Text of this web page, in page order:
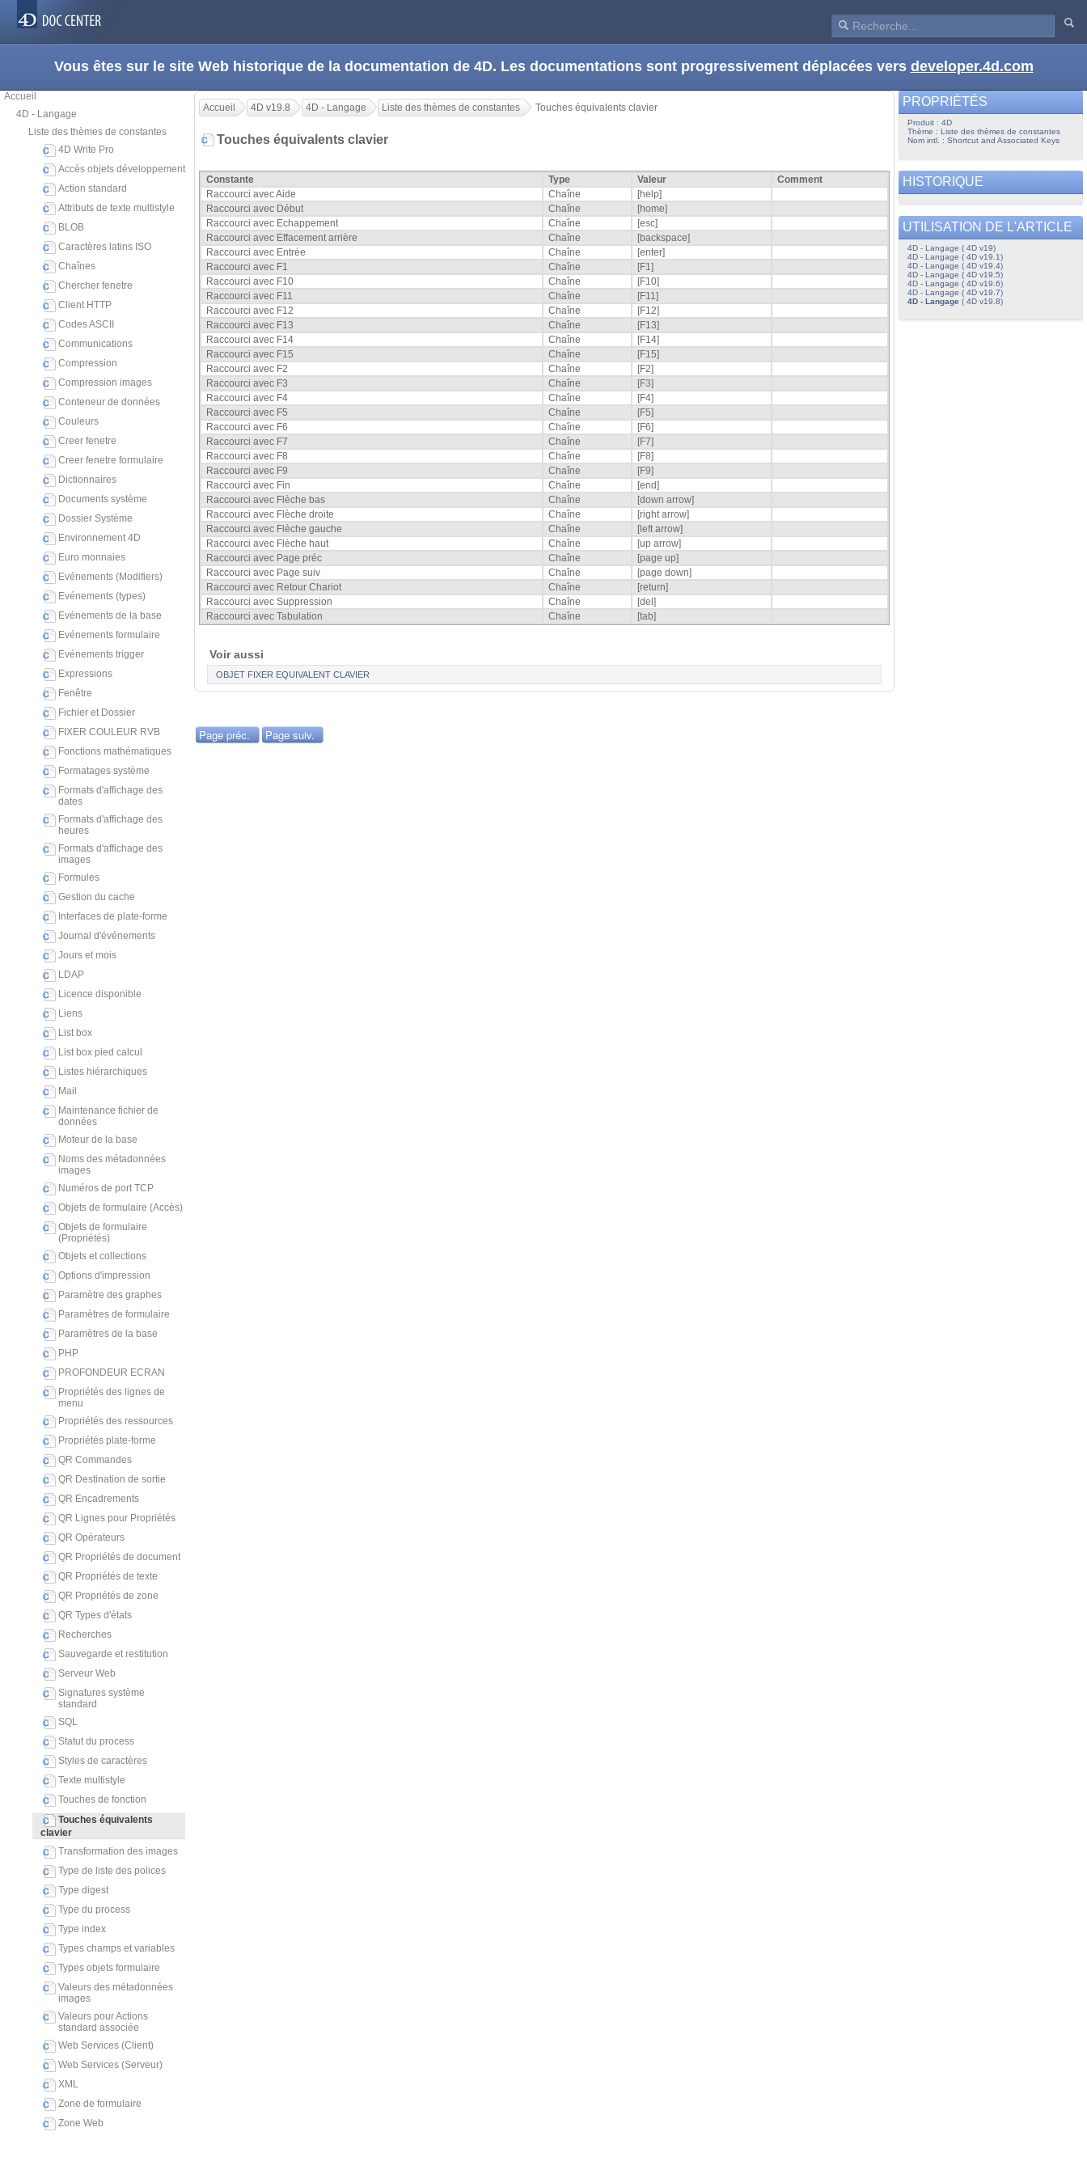
Vous êtes sur le site Web historique de la documentation de 4D. Les documentations sont progressivement déplacées vers developer.4d.com
Accueil
4D - Langage
Liste des thèmes de constantes
4D Write Pro
Accès objets développement
Action standard
Attributs de texte multistyle
BLOB
Caractères latins ISO
Chaînes
Chercher fenetre
Client HTTP
Codes ASCII
Communications
Compression
Compression images
Conteneur de données
Couleurs
Creer fenetre
Creer fenetre formulaire
Dictionnaires
Documents système
Dossier Système
Environnement 4D
Euro monnaies
Evénements (Modifiers)
Evénements (types)
Evénements de la base
Evénements formulaire
Evénements trigger
Expressions
Fenêtre
Fichier et Dossier
FIXER COULEUR RVB
Fonctions mathématiques
Formatages système
Formats d'affichage des
dates
Formats d'affichage des
heures
Formats d'affichage des
images
Formules
Gestion du cache
Interfaces de plate-forme
Journal d'événements
Jours et mois
LDAP
Licence disponible
Liens
List box
List box pied calcul
Listes hiérarchiques
Mail
Maintenance fichier de
données
Moteur de la base
Noms des métadonnées
images
Numéros de port TCP
Objets de formulaire (Accès)
Objets de formulaire
(Propriétés)
Objets et collections
Options d'impression
Paramètre des graphes
Paramètres de formulaire
Paramètres de la base
PHP
PROFONDEUR ECRAN
Propriétés des lignes de
menu
Propriétés des ressources
Propriétés plate-forme
QR Commandes
QR Destination de sortie
QR Encadrements
QR Lignes pour Propriétés
QR Opérateurs
QR Propriétés de document
QR Propriétés de texte
QR Propriétés de zone
QR Types d'états
Recherches
Sauvegarde et restitution
Serveur Web
Signatures système
standard
SQL
Statut du process
Styles de caractères
Texte multistyle
Touches de fonction
Touches équivalents
clavier
Transformation des images
Type de liste des polices
Type digest
Type du process
Type index
Types champs et variables
Types objets formulaire
Valeurs des métadonnées
images
Valeurs pour Actions
standard associée
Web Services (Client)
Web Services (Serveur)
XML
Zone de formulaire
Zone Web
Accueil 4D v19.8 4D - Langage Liste des thèmes de constantes Touches équivalents clavier
Touches équivalents clavier
Constante Type Valeur
Comment
Raccourci avec Aide
Chaîne
[help]
Raccourci avec Début
Chaîne
[home]
Raccourci avec Echappement
Chaîne
[esc]
Raccourci avec Effacement arrière
Chaîne
[backspace]
Raccourci avec Entrée
Chaîne
[enter]
Raccourci avec F1
Chaîne
[F1]
Raccourci avec F10
Chaîne
[F10]
Raccourci avec F11
Chaîne
[F11]
Raccourci avec F12
Chaîne
[F12]
Raccourci avec F13
Chaîne
[F13]
Raccourci avec F14
Chaîne
[F14]
Raccourci avec F15
Chaîne
[F15]
Raccourci avec F2
Chaîne
[F2]
Raccourci avec F3
Chaîne
[F3]
Raccourci avec F4
Chaîne
[F4]
Raccourci avec F5
Chaîne
[F5]
Raccourci avec F6
Chaîne
[F6]
Raccourci avec F7
Chaîne
[F7]
Raccourci avec F8
Chaîne
[F8]
Raccourci avec F9
Chaîne
[F9]
Raccourci avec Fin
Chaîne
[end]
Raccourci avec Flèche bas
Chaîne
[down arrow]
Raccourci avec Flèche droite
Chaîne
[right arrow]
Raccourci avec Flèche gauche
Chaîne
[left arrow]
Raccourci avec Flèche haut
Chaîne
[up arrow]
Raccourci avec Page préc
Chaîne
[page up]
Raccourci avec Page suiv
Chaîne
[page down]
Raccourci avec Retour Chariot
Chaîne
[return]
Raccourci avec Suppression
Chaîne
[del]
Raccourci avec Tabulation
Chaîne [tab]
Voir aussi
OBJET FIXER EQUIVALENT CLAVIER
Page préc. Page suiv.
PROPRIÉTÉS
Produit : 4D
Thème : Liste des thèmes de constantes
Nom intl. : Shortcut and Associated Keys
HISTORIQUE
UTILISATION DE L'ARTICLE
4D - Langage ( 4D v19)
4D - Langage ( 4D v19.1)
4D - Langage ( 4D v19.4)
4D - Langage ( 4D v19.5)
4D - Langage ( 4D v19.6)
4D - Langage ( 4D v19.7)
4D - Langage( 4D v19.8)